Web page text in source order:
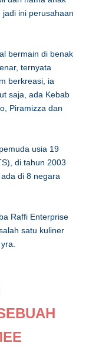
ini perusahaan
bermain di benak
ternyata
berkreasi, ia
saja, ada Kebab
Piramizza dan
usia 19
di tahun 2003
di 8 negara
Raffi Enterprise
satu kuliner